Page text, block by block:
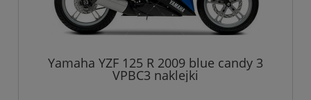
Yamaha YZF 125 R 2009 blue candy 3
VPBC3 naklejki